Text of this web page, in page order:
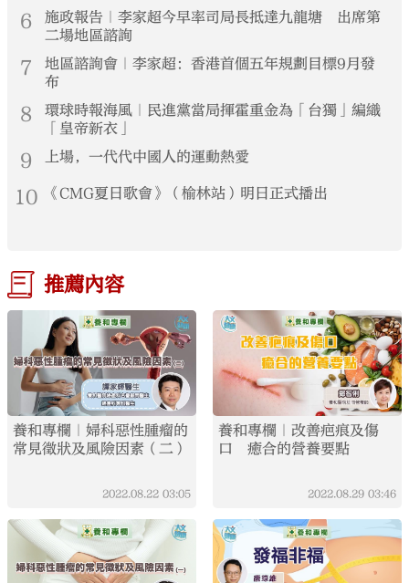
6
施政報告｜李家超今早率司局長抵達九龍塘 出席第
二場地區諮詢
7
地區諮詢會｜李家超：香港首個五年規劃目標9月發
布
8
環球時報海風｜民進黨當局揮霍重金為「台獨」編織
「皇帝新衣」
9 上場，一代代中國人的運動熱愛
10 《CMG夏日歌會》（榆林站）明日正式播出
推薦內容
養和專欄｜婦科惡性腫瘤的
常見徵狀及風險因素（二）
2022.08.22 03:05
養和專欄｜改善疤痕及傷
口 癒合的營養要點
2022.08.29 03:46